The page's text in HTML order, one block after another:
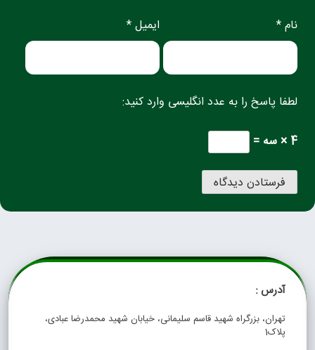
نام * ایمیل *
لطفا پاسخ را به عدد انگلیسی وارد کنید:
4 × سه =
آدرس :
تهران، بزرگراه شهید قاسم سلیمانی، خیابان شهید محمدرضا عبادی،
پلاک1